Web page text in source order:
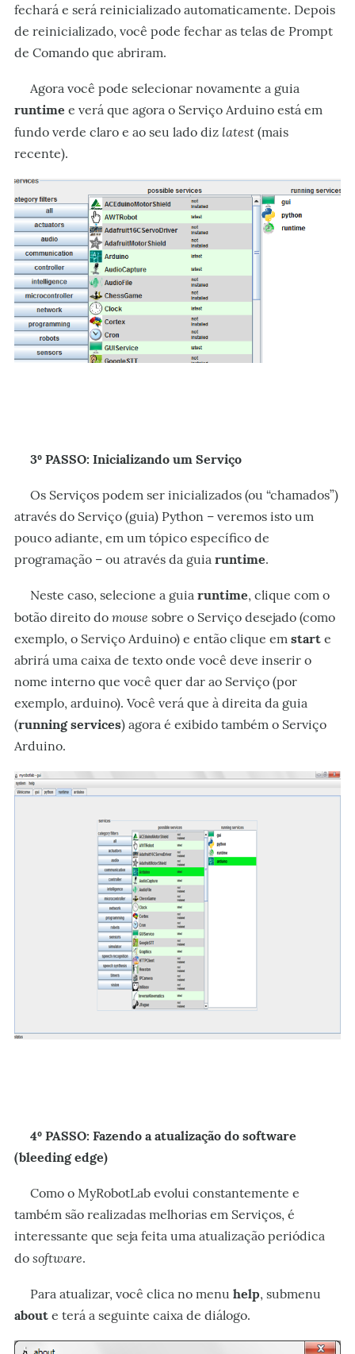
fechará e será reinicializado automaticamente. Depois
de reinicializado, você pode fechar as telas de Prompt
de Comando que abriram.
Agora você pode selecionar novamente a guia
runtime e verá que agora o Serviço Arduino está em
fundo verde claro e ao seu lado diz latest (mais
recente).
3º PASSO: Inicializando um Serviço
Os Serviços podem ser inicializados (ou “chamados”)
através do Serviço (guia) Python – veremos isto um
pouco adiante, em um tópico específico de
programação – ou através da guia runtime.
Neste caso, selecione a guia runtime, clique com o
botão direito do mouse sobre o Serviço desejado (como
exemplo, o Serviço Arduino) e então clique em start e
abrirá uma caixa de texto onde você deve inserir o
nome interno que você quer dar ao Serviço (por
exemplo, arduino). Você verá que à direita da guia
(running services) agora é exibido também o Serviço
Arduino.
4º PASSO: Fazendo a atualização do software
(bleeding edge)
Como o MyRobotLab evolui constantemente e
também são realizadas melhorias em Serviços, é
interessante que seja feita uma atualização periódica
do software.
Para atualizar, você clica no menu help, submenu
about e terá a seguinte caixa de diálogo.